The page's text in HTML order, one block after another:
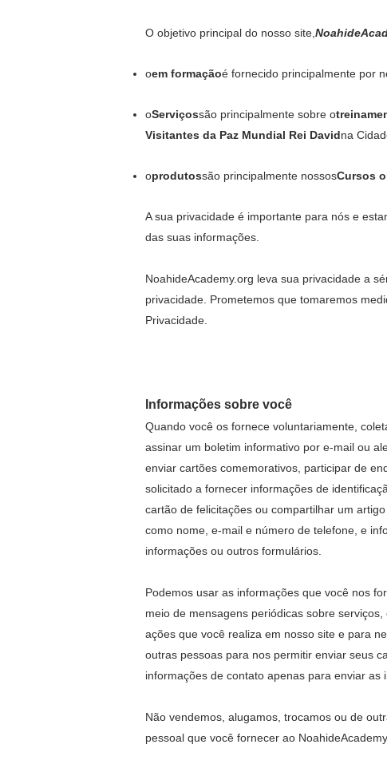
O objetivo principal do nosso site,
oem formaçãoé fornecido principalmente por
oServiçossão principalmente sobre o
Visitantes da Paz Mundial Rei Davidna
oprodutossão principalmente nossosCursos
A sua privacidade é importante para nós e
das suas informações.
NoahideAcademy.org leva sua privacidade a
privacidade. Prometemos que tomaremos
Privacidade.
Informações sobre você
Quando você os fornece voluntariamente,
assinar um boletim informativo por e-mail ou
enviar cartões comemorativos, participar de
solicitado a fornecer informações de
cartão de felicitações ou compartilhar um
como nome, e-mail e número de telefone, e
informações ou outros formulários.
Podemos usar as informações que você nos
meio de mensagens periódicas sobre
ações que você realiza em nosso site e para
outras pessoas para nos permitir enviar seus
informações de contato apenas para enviar
Não vendemos, alugamos, trocamos ou de
pessoal que você fornecer ao